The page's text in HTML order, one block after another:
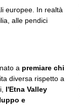
europee. In realtà
alle pendici
a premiare chi
diversa rispetto a
l'Etna Valley
e